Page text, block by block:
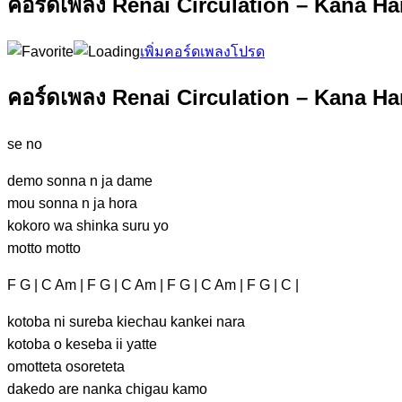
คอร์ดเพลง Renai Circulation – Kana
เพิ่มคอร์ดเพลงโปรด
คอร์ดเพลง Renai Circulation – Kana
se no
demo sonna n ja dame
mou sonna n ja hora
kokoro wa shinka suru yo
motto motto
F G | C Am | F G | C Am | F G | C Am | F G | C |
kotoba ni sureba kiechau kankei nara
kotoba o keseba ii yatte
omotteta osoreteta
dakedo are nanka chigau kamo